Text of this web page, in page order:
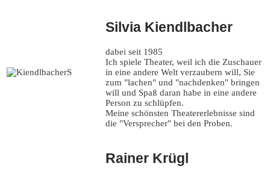
Silvia Kiendlbacher
dabei seit 1985
Ich spiele Theater, weil ich die Zuschauer
in eine andere Welt verzaubern will, Sie
zum "lachen" und "nachdenken" bringen
will und Spaß daran habe in eine andere
Person zu schlüpfen.
Meine schönsten Theatererlebnisse sind
die "Versprecher" bei den Proben.
Rainer Krügl